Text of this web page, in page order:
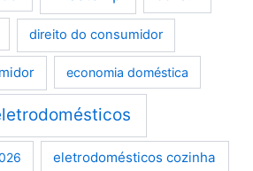
direito do consumidor
economia doméstica
eletrodomésticos cozinha